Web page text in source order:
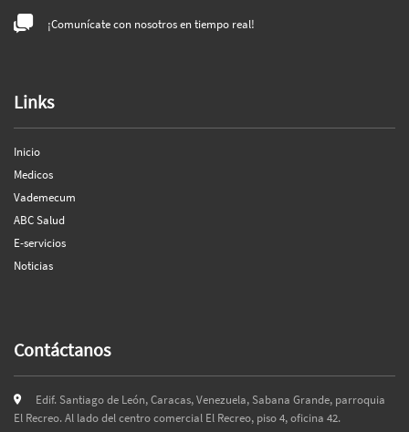
¡Comunícate con nosotros en tiempo real!
Links
Inicio
Medicos
Vademecum
ABC Salud
E-servicios
Noticias
Contáctanos
Edif. Santiago de León, Caracas, Venezuela, Sabana Grande, parroquia
El Recreo. Al lado del centro comercial El Recreo, piso 4, oficina 42.